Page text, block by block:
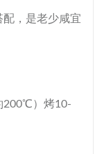
，是老少咸宜
200℃）烤10-